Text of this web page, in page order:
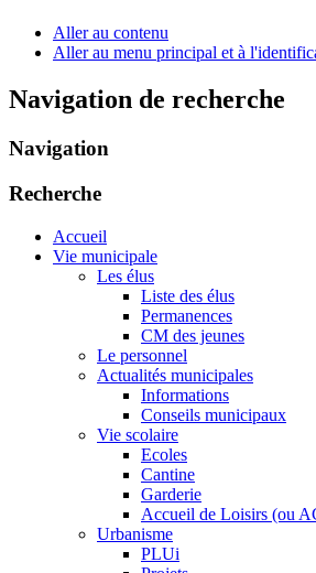
Aller au contenu
Aller au menu principal et à
Navigation de recherche
Navigation
Recherche
Accueil
Vie municipale
Les élus
Liste des élus
Permanences
CM des jeunes
Le personnel
Actualités municipales
Informations
Conseils municipaux
Vie scolaire
Ecoles
Cantine
Garderie
Accueil de Loisirs (ou
Urbanisme
PLUi